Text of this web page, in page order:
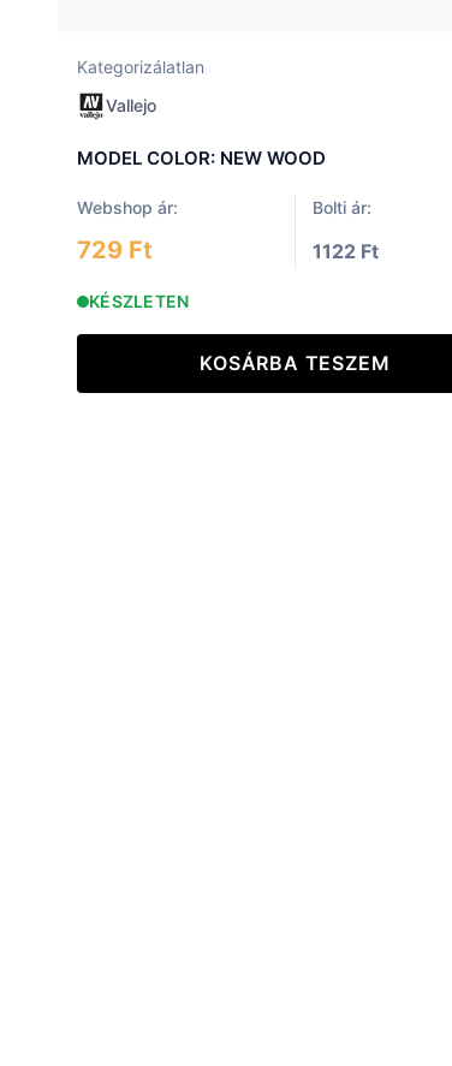
Kategorizálatlan
Vallejo
MODEL COLOR: NEW WOOD
Webshop ár: Bolti ár:
729 Ft 1122 Ft
KÉSZLETEN
KOSÁRBA TESZEM